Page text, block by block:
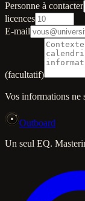
Personne à contacter
licences
E-mail
(facultatif)
Vos informations ne
Outboard
Un seul EQ.